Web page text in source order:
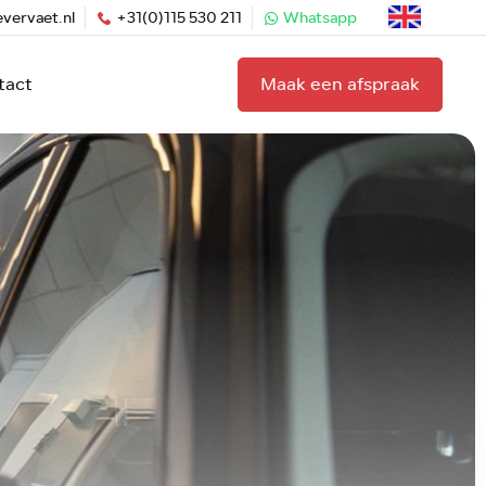
+31(0)115 530 211 Whatsapp
Maak een afspraak